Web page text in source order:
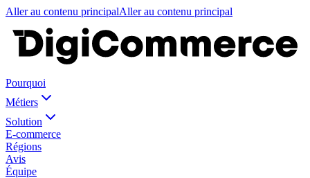
Aller au contenu principalAller au contenu principal
Pourquoi
Métiers
Solution
E-commerce
Régions
Avis
Équipe